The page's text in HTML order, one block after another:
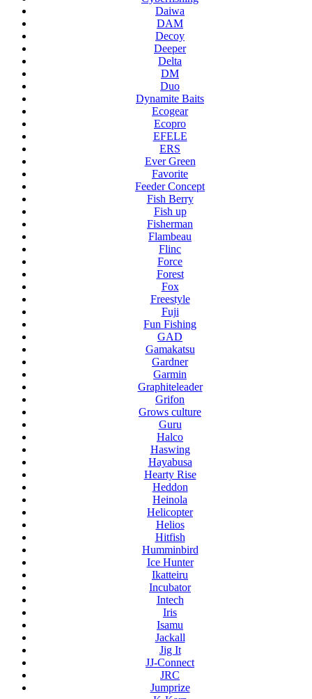
Daiwa
DAM
Decoy
Deeper
Delta
DM
Duo
Dynamite Baits
Ecogear
Ecopro
EFELE
ERS
Ever Green
Favorite
Feeder Concept
Fish Berry
Fish up
Fisherman
Flambeau
Flinc
Force
Forest
Fox
Freestyle
Fuji
Fun Fishing
GAD
Gamakatsu
Gardner
Garmin
Graphiteleader
Grifon
Grows culture
Guru
Halco
Haswing
Hayabusa
Hearty Rise
Heddon
Heinola
Helicopter
Helios
Hitfish
Humminbird
Ice Hunter
Ikatteiru
Incubator
Intech
Iris
Isamu
Jackall
Jig It
JJ-Connect
JRC
Jumprize